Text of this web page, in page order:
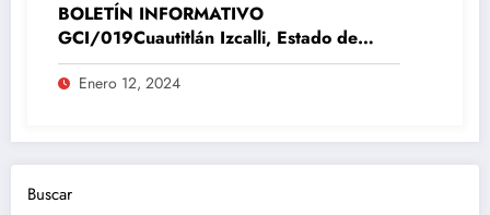
BOLETÍN INFORMATIVO
GCI/019Cuautitlán Izcalli, Estado de
México, 12 de enero del 2024
Enero 12, 2024
Buscar